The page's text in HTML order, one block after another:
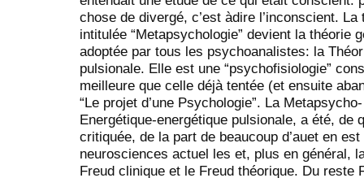
chose de divergé, c’est àdire l’inconscient. La
intitulée “Metapsychologie” devient la théorie
adoptée par tous les psychoanalistes: la
pulsionale. Elle est une “psychofisiologie”
meilleure que celle déjà tentée (et ensuite
“Le projet d’une Psychologie”. La
Energétique-energétique pulsionale, a été, de
critiquée, de la part de beaucoup d’auet en
neurosciences actuel les et, plus en général,
Freud clinique et le Freud théorique. Du reste